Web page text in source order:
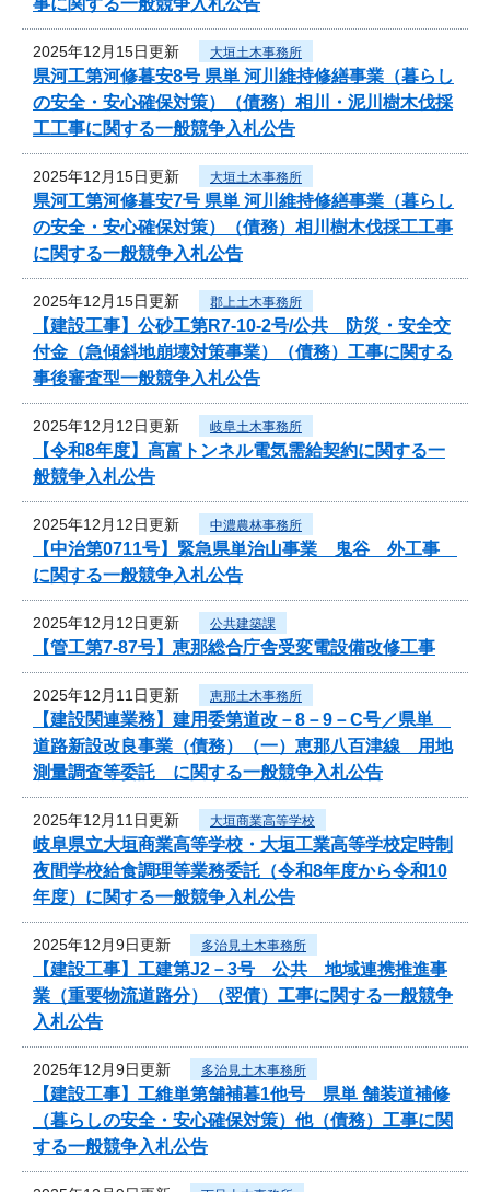
2025年12月15日更新 大垣土木事務所
県河工第河修暮安8号 県単 河川維持修繕事業（暮らし
の安全・安心確保対策）（債務）相川・泥川樹木伐採
工工事に関する一般競争入札公告
2025年12月15日更新 大垣土木事務所
県河工第河修暮安7号 県単 河川維持修繕事業（暮らし
の安全・安心確保対策）（債務）相川樹木伐採工工事
に関する一般競争入札公告
2025年12月15日更新 郡上土木事務所
【建設工事】公砂工第R7-10-2号/公共 防災・安全交
付金（急傾斜地崩壊対策事業）（債務）工事に関する
事後審査型一般競争入札公告
2025年12月12日更新 岐阜土木事務所
【令和8年度】高富トンネル電気需給契約に関する一
般競争入札公告
2025年12月12日更新 中濃農林事務所
【中治第0711号】緊急県単治山事業 鬼谷 外工事
に関する一般競争入札公告
2025年12月12日更新 公共建築課
【管工第7-87号】恵那総合庁舎受変電設備改修工事
2025年12月11日更新 恵那土木事務所
【建設関連業務】建用委第道改－8－9－C号／県単
道路新設改良事業（債務）（一）恵那八百津線 用地
測量調査等委託 に関する一般競争入札公告
2025年12月11日更新 大垣商業高等学校
岐阜県立大垣商業高等学校・大垣工業高等学校定時制
夜間学校給食調理等業務委託（令和8年度から令和10
年度）に関する一般競争入札公告
2025年12月9日更新 多治見土木事務所
【建設工事】工建第J2－3号 公共 地域連携推進事
業（重要物流道路分）（翌債）工事に関する一般競争
入札公告
2025年12月9日更新 多治見土木事務所
【建設工事】工維単第舗補暮1他号 県単 舗装道補修
（暮らしの安全・安心確保対策）他（債務）工事に関
する一般競争入札公告